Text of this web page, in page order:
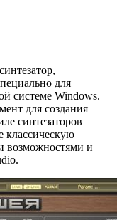
для
системе Windows.
для создания
синтезаторов
классическую
возможностями и